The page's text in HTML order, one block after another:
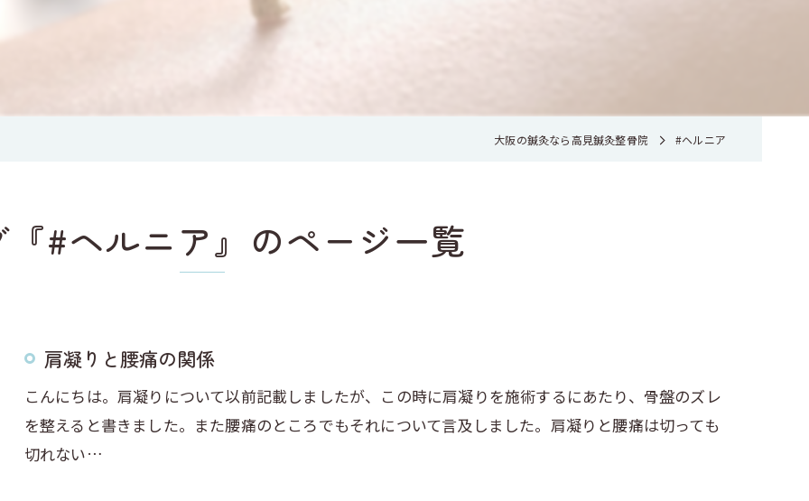
大阪の鍼灸なら高見鍼灸整骨院 #ヘルニア
#ヘルニア』のページ一覧
肩凝りと腰痛の関係
こんにちは。肩凝りについて以前記載しましたが、この時に肩凝りを施術するにあたり、骨盤のズレ
を整えると書きました。また腰痛のところでもそれについて言及しました。肩凝りと腰痛は切っても
切れない…